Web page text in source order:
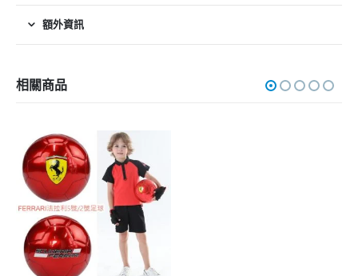
額外資訊
相關商品